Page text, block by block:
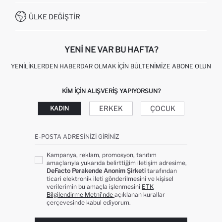
İŞLEM REHBERI
KAMPANYALAR
0850 333 22 86
ÜLKE DEĞIŞTIR
YENI NE VAR BU HAFTA?
YENILIKLERDEN HABERDAR OLMAK İÇIN BÜLTENIMIZE ABONE OLUN
KIM IÇIN ALIŞVERIŞ YAPIYORSUN?
KADIN ERKEK ÇOCUK
E-POSTA ADRESINIZI GIRINIZ
Kampanya, reklam, promosyon, tanıtım
amaçlarıyla yukarıda belirttiğim iletişim adresime,
DeFacto Perakende Anonim Şirketi tarafından
ticari elektronik ileti gönderilmesini ve kişisel
verilerimin bu amaçla işlenmesini ETK
Bilgilendirme Metni’nde açıklanan kurallar
çerçevesinde kabul ediyorum.